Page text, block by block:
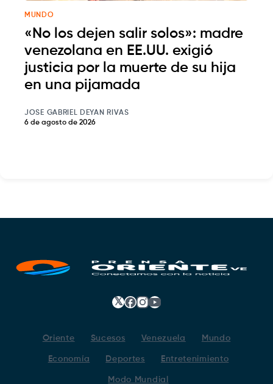
MUNDO
«No los dejen salir solos»: madre
venezolana en EE.UU. exigió
justicia por la muerte de su hija
en una pijamada
JOSE GABRIEL DEYAN RIVAS
6 de agosto de 2026
𝕏 Facebook
Instagram
YouTube
Oriente Sucesos Venezuela Mundo
Economía Deportes Entretenimiento
Modo Mundial